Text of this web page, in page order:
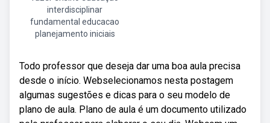
interdisciplinar
fundamental educacao
planejamento iniciais
Todo professor que deseja dar uma boa aula precisa
desde o início. Webselecionamos nesta postagem
algumas sugestões e dicas para o seu modelo de
plano de aula. Plano de aula é um documento utilizado